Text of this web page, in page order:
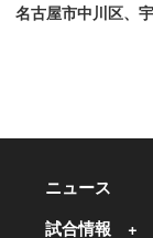
名古屋市中川区、
ニュース
試合情報